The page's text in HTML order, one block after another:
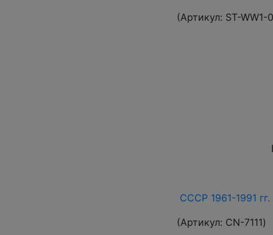
(Артикул: ST-
СССР 1961-1991
(Артикул: СN-7111)